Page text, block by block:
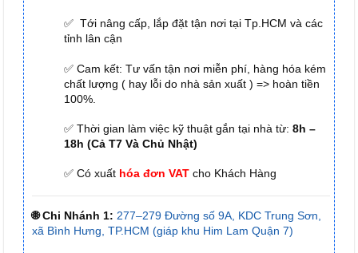
✅ Tới nâng cấp, lắp đặt tận nơi tại Tp.HCM và các
tỉnh lân cận
✅ Cam kết: Tư vấn tận nơi miễn phí, hàng hóa kém
chất lượng ( hay lỗi do nhà sản xuất ) => hoàn tiền
100%.
✅ Thời gian làm việc kỹ thuật gắn tại nhà từ: 8h –
18h (Cả T7 Và Chủ Nhật)
✅ Có xuất hóa đơn VAT cho Khách Hàng
🌐 Chi Nhánh 1: 277–279 Đường số 9A, KDC Trung Sơn,
xã Bình Hưng, TP.HCM (giáp khu Him Lam Quận 7)